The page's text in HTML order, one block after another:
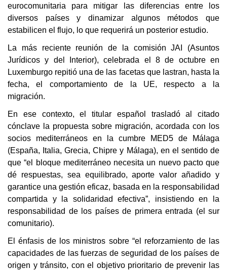
eurocomunitaria para mitigar las diferencias entre los
diversos países y dinamizar algunos métodos que
estabilicen el flujo, lo que requerirá un posterior estudio.
La más reciente reunión de la comisión JAI (Asuntos
Jurídicos y del Interior), celebrada el 8 de octubre en
Luxemburgo repitió una de las facetas que lastran, hasta la
fecha, el comportamiento de la UE, respecto a la
migración.
En ese contexto, el titular español trasladó al citado
cónclave la propuesta sobre migración, acordada con los
socios mediterráneos en la cumbre MED5 de Málaga
(España, Italia, Grecia, Chipre y Málaga), en el sentido de
que “el bloque mediterráneo necesita un nuevo pacto que
dé respuestas, sea equilibrado, aporte valor añadido y
garantice una gestión eficaz, basada en la responsabilidad
compartida y la solidaridad efectiva”, insistiendo en la
responsabilidad de los países de primera entrada (el sur
comunitario).
El énfasis de los ministros sobre “el reforzamiento de las
capacidades de las fuerzas de seguridad de los países de
origen y tránsito, con el objetivo prioritario de prevenir las